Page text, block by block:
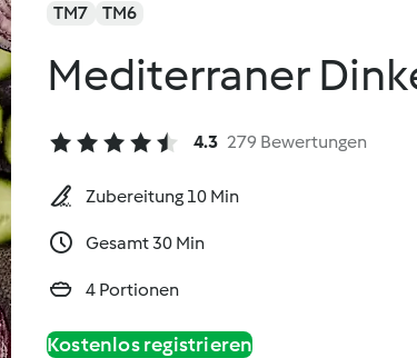
TM7 TM6
Mediterraner
4.3 279 Bewertungen
Zubereitung 10 Min
Gesamt 30 Min
4 Portionen
Kostenlos registrieren